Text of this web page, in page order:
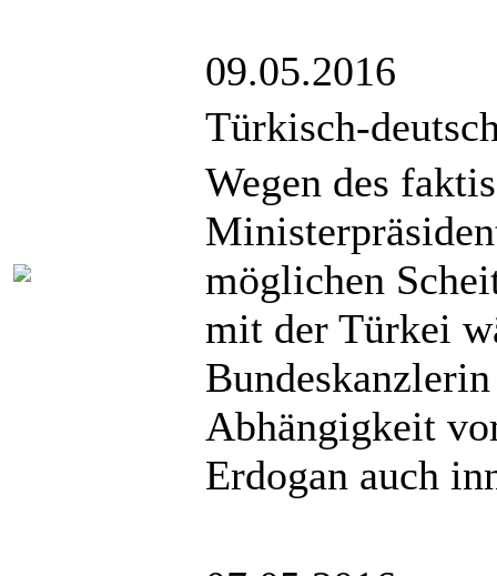
09.05.2016
Türkisch-
Wegen des
möglichen
mit der Türkei
Abhängigkeit
Erdogan auch